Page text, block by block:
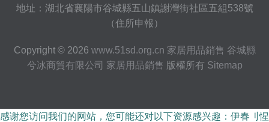
地址：湖北省襄陽市谷城縣五山鎮謝灣街社區五組538號
（住所申報）
Copyright © 2026 www.51sd.org.cn 家居用品銷售 谷城縣
兮冰商貿有限公司 家居用品銷售 版權所有 Sitemap
感谢您访问我们的网站，您可能还对以下资源感兴趣：伊春刂惺